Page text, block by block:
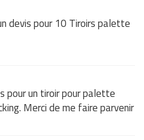
devis pour 10 Tiroirs palette
pour un tiroir pour palette
Merci de me faire parvenir